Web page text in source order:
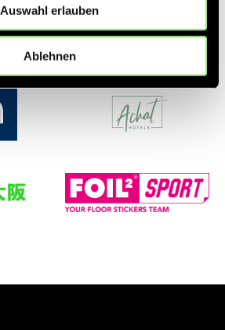
Auswahl erlauben
Ablehnen